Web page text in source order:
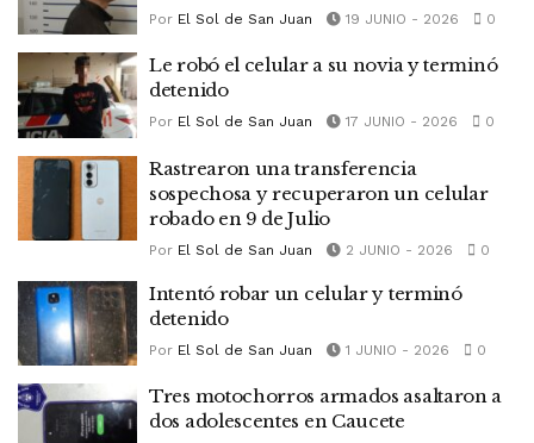
Por El Sol de San Juan 19 JUNIO - 2026 0
Le robó el celular a su novia y terminó
detenido
Por El Sol de San Juan 17 JUNIO - 2026 0
Rastrearon una transferencia
sospechosa y recuperaron un celular
robado en 9 de Julio
Por El Sol de San Juan 2 JUNIO - 2026 0
Intentó robar un celular y terminó
detenido
Por El Sol de San Juan 1 JUNIO - 2026 0
Tres motochorros armados asaltaron a
dos adolescentes en Caucete